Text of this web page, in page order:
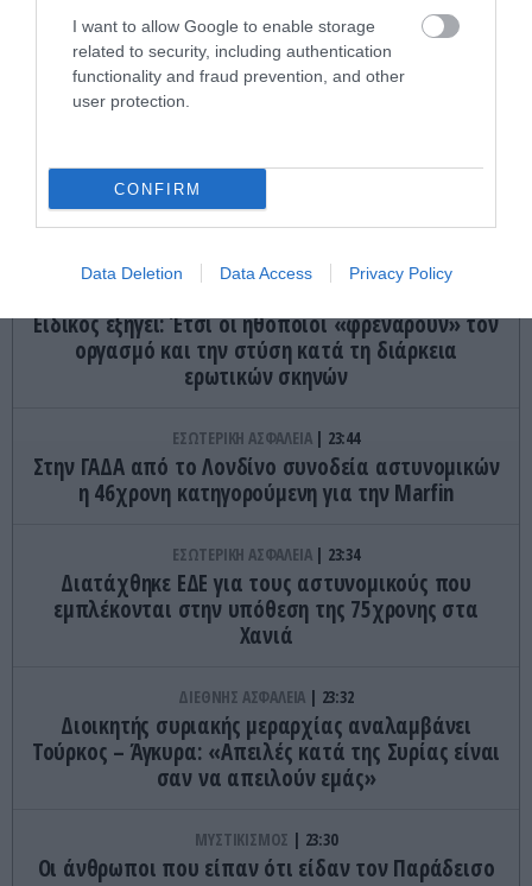
I want to allow Google to enable storage
related to security, including authentication
functionality and fraud prevention, and other
user protection.
CONFIRM
Data Deletion Data Access Privacy Policy
ΤΕΛΕΥΤΑΙΕΣ ΕΙΔΗΣΕΙΣ
Ο Μ.Ρούμπιο έθεσε σε εφαρμογή νέα οδηγία:
«Όποιος ζητά βίζα στις ΗΠΑ θα δείχνει τα social
media – Τίποτα κρυφό»
Ειδικός εξηγεί: Έτσι οι ηθοποιοί «φρενάρουν» τον
οργασμό και την στύση κατά τη διάρκεια
ερωτικών σκηνών
ΕΣΩΤΕΡΙΚΗ ΑΣΦΑΛΕΙΑ 23:44
Στην ΓΑΔΑ από το Λονδίνο συνοδεία αστυνομικών
η 46χρονη κατηγορούμενη για την Marfin
ΕΣΩΤΕΡΙΚΗ ΑΣΦΑΛΕΙΑ 23:34
Διατάχθηκε ΕΔΕ για τους αστυνομικούς που
εμπλέκονται στην υπόθεση της 75χρονης στα
Χανιά
ΔΙΕΘΝΗΣ ΑΣΦΑΛΕΙΑ 23:32
Διοικητής συριακής μεραρχίας αναλαμβάνει
Τούρκος – Άγκυρα: «Απειλές κατά της Συρίας είναι
σαν να απειλούν εμάς»
ΜΥΣΤΙΚΙΣΜΟΣ 23:30
Οι άνθρωποι που είπαν ότι είδαν τον Παράδεισο